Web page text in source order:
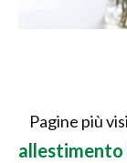
Pagine più